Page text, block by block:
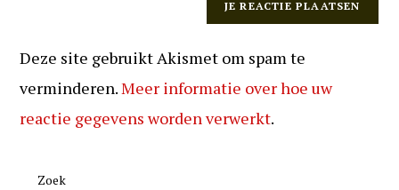
Deze site gebruikt Akismet om spam te
verminderen.Meer informatie over hoe uw
reactie gegevens worden verwerkt.
Zoek